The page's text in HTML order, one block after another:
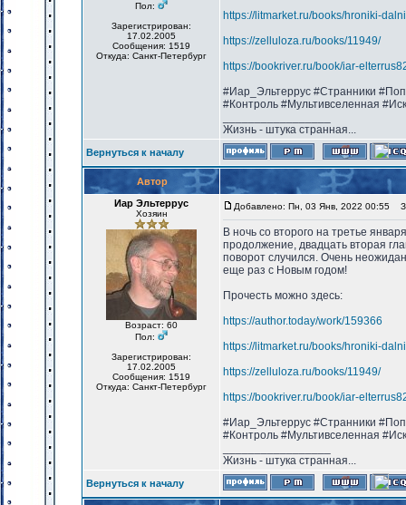
Пол:
Зарегистрирован:
17.02.2005
Сообщения: 1519
Откуда: Санкт-Петербург
https://litmarket.ru/books/hroniki-
https://zelluloza.ru/books/11949/
https://bookriver.ru/book/iar-
#Иар_Эльтеррус #Странники
#Контроль #Мультивселенная
Жизнь - штука странная...
Вернуться к началу
Автор
Иар Эльтеррус
Хозяин
Возраст: 60
Пол:
Зарегистрирован:
17.02.2005
Сообщения: 1519
Откуда: Санкт-Петербург
Добавлено: Пн, 03 Янв, 2022 00:55
В ночь со второго на третье
продолжение, двадцать вторая
поворот случился. Очень
еще раз с Новым годом!
Прочесть можно здесь:
https://author.today/work/159366
https://litmarket.ru/books/hroniki-
https://zelluloza.ru/books/11949/
https://bookriver.ru/book/iar-
#Иар_Эльтеррус #Странники
#Контроль #Мультивселенная
Жизнь - штука странная...
Вернуться к началу